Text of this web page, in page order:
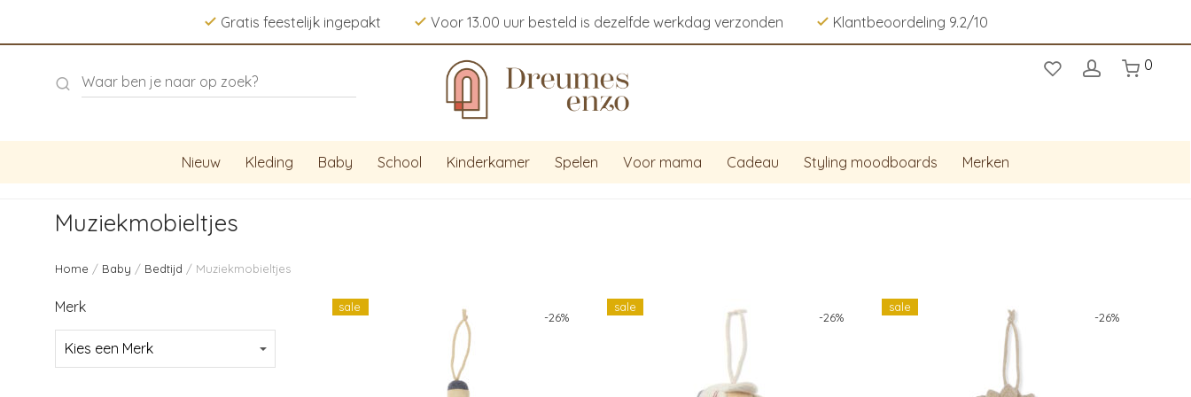
Gratis feestelijk ingepakt Voor 13.00 uur besteld is dezelfde werkdag verzonden Klantbeoordeling 9.2/10
0
Nieuw Kleding Baby School Kinderkamer Spelen Voor mama Cadeau Styling moodboards Merken
Muziekmobieltjes
Home / Baby / Bedtijd / Muziekmobieltjes
Merk
-26%
sale
-26%
sale
-26%
sale